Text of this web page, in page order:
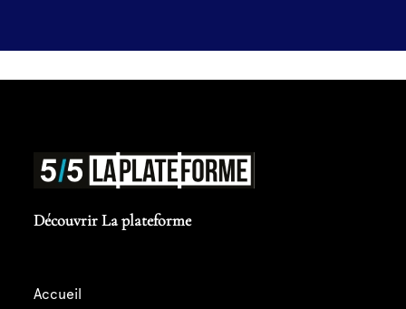
Découvrir La plateforme
accueil